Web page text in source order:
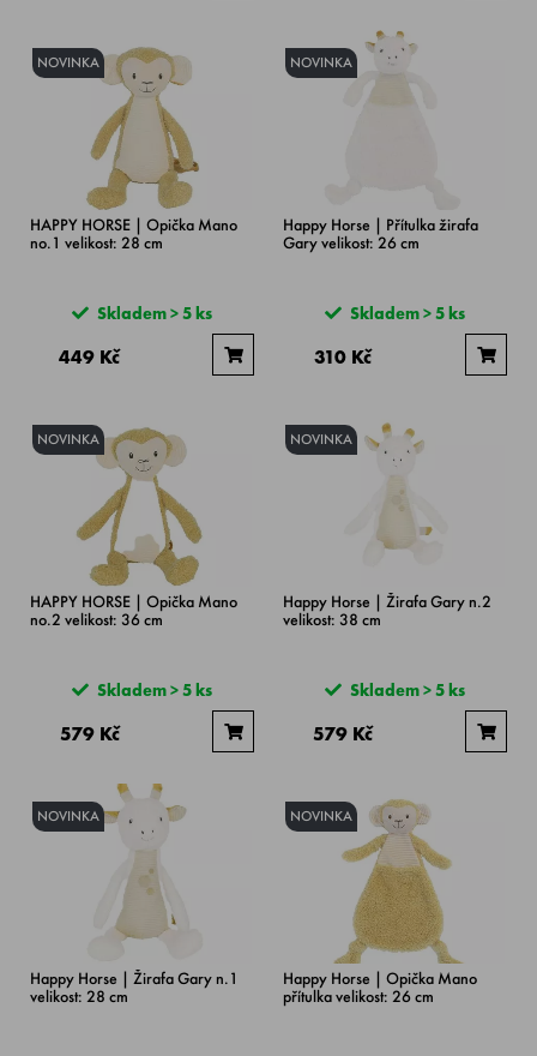
NOVINKA
HAPPY HORSE | Opička Mano
no.1 velikost: 28 cm
Skladem > 5 ks
449 Kč
NOVINKA
Happy Horse | Přítulka žirafa
Gary velikost: 26 cm
Skladem > 5 ks
310 Kč
NOVINKA
HAPPY HORSE | Opička Mano
no.2 velikost: 36 cm
Skladem > 5 ks
579 Kč
NOVINKA
Happy Horse | Žirafa Gary n.2
velikost: 38 cm
Skladem > 5 ks
579 Kč
NOVINKA
Happy Horse | Žirafa Gary n.1
velikost: 28 cm
NOVINKA
Happy Horse | Opička Mano
přítulka velikost: 26 cm